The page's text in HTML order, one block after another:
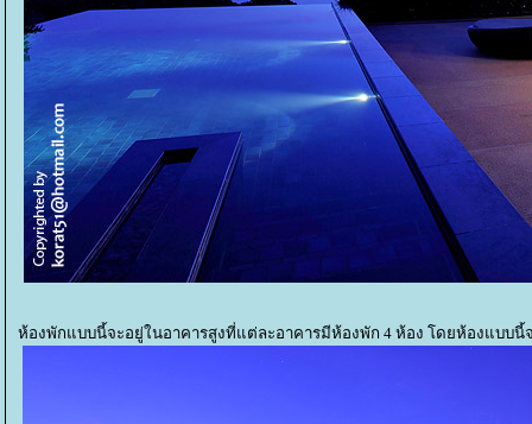
ห้องพักแบบนี้จะอยู่ในอาคารสูงที่แต่ละอาคารมีห้องพัก 4 ห้อง โดยห้องแบบ